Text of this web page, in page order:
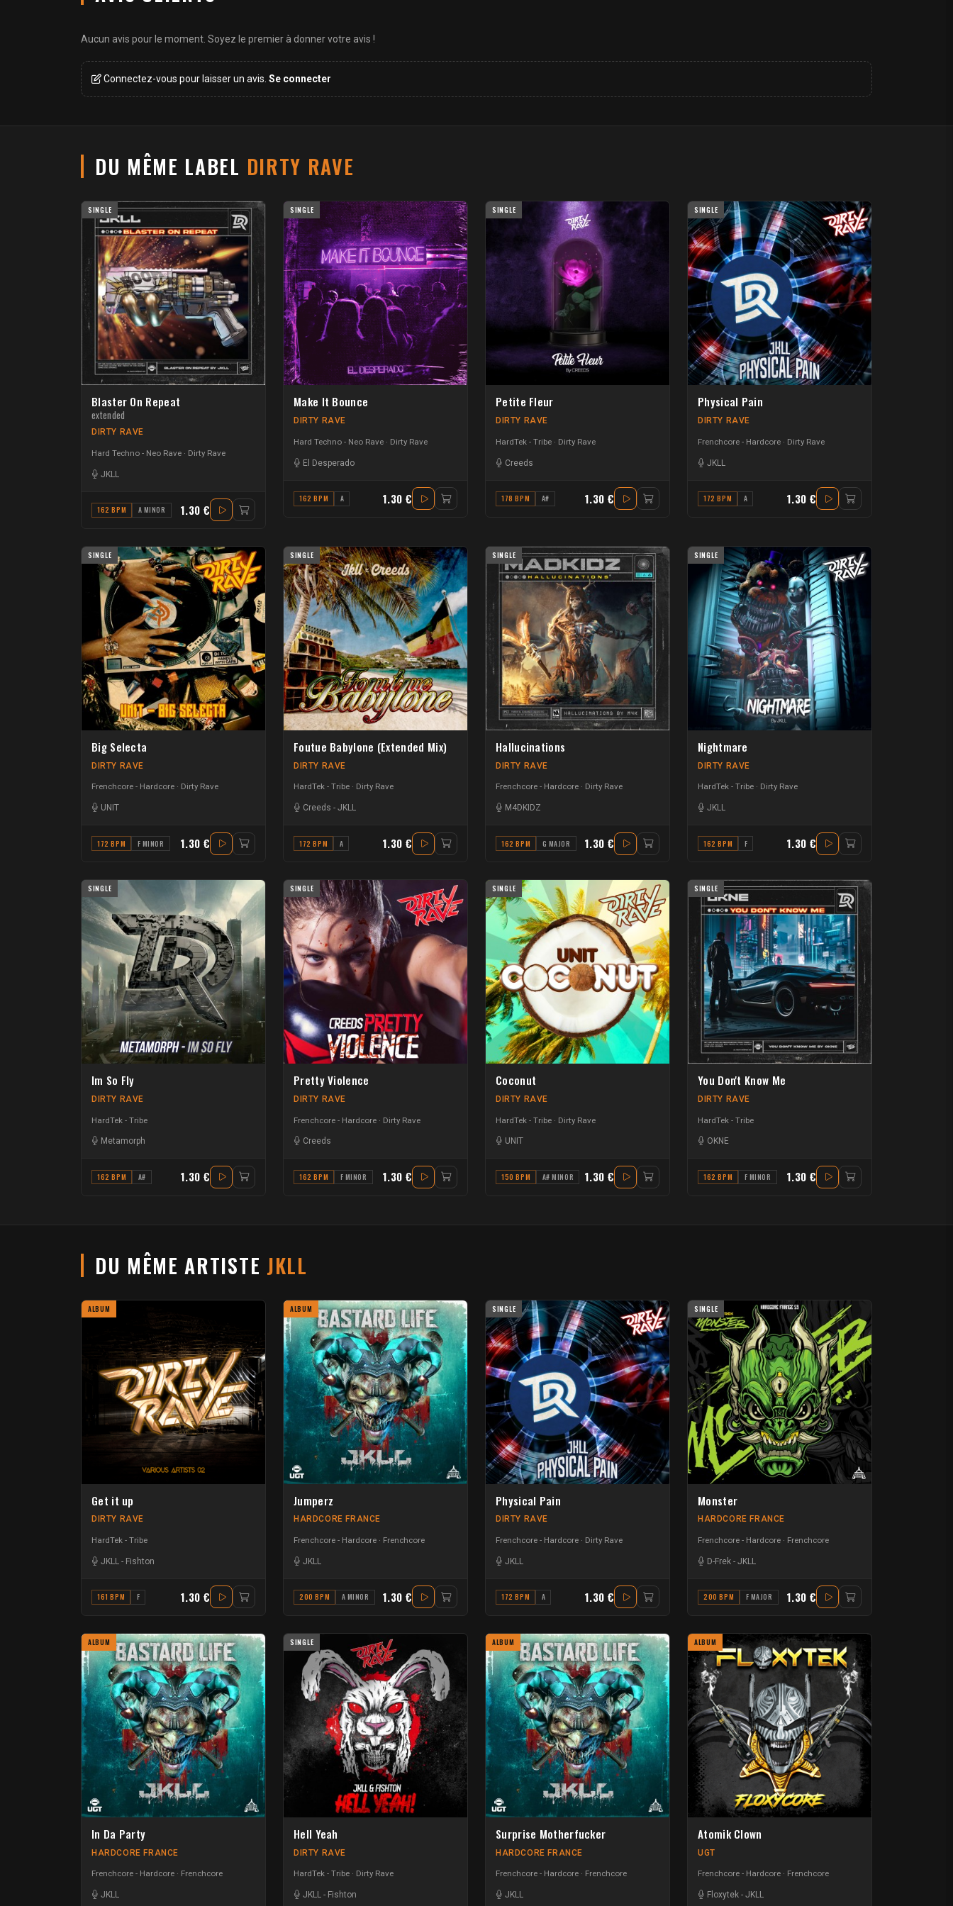
Aucun avis pour le moment. Soyez le premier à donner votre avis !
Connectez-vous pour laisser un avis. Se connecter
DU MÊME LABEL DIRTY RAVE
SINGLE
Blaster On Repeat
extended
DIRTY RAVE
Hard Techno - Neo Rave Dirty Rave
JKLL
162 BPM A MINOR 1.30 €
SINGLE
Make It Bounce
DIRTY RAVE
Hard Techno - Neo Rave Dirty Rave
El Desperado
162 BPM A 1.30 €
SINGLE
Petite Fleur
DIRTY RAVE
HardTek - Tribe Dirty Rave
Creeds
178 BPM A# 1.30 €
SINGLE
Physical Pain
DIRTY RAVE
Frenchcore - Hardcore Dirty Rave
JKLL
172 BPM A 1.30 €
SINGLE
Big Selecta
DIRTY RAVE
Frenchcore - Hardcore Dirty Rave
UNIT
172 BPM F MINOR 1.30 €
SINGLE
Foutue Babylone (Extended Mix)
DIRTY RAVE
HardTek - Tribe Dirty Rave
Creeds - JKLL
172 BPM A 1.30 €
SINGLE
Hallucinations
DIRTY RAVE
Frenchcore - Hardcore Dirty Rave
M4DKIDZ
162 BPM G MAJOR 1.30 €
SINGLE
Nightmare
DIRTY RAVE
HardTek - Tribe Dirty Rave
JKLL
162 BPM F 1.30 €
SINGLE
Im So Fly
DIRTY RAVE
HardTek - Tribe
Metamorph
162 BPM A# 1.30 €
SINGLE
Pretty Violence
DIRTY RAVE
Frenchcore - Hardcore Dirty Rave
Creeds
162 BPM F MINOR 1.30 €
SINGLE
Coconut
DIRTY RAVE
HardTek - Tribe Dirty Rave
UNIT
150 BPM A# MINOR 1.30 €
SINGLE
You Don't Know Me
DIRTY RAVE
HardTek - Tribe
OKNE
162 BPM F MINOR 1.30 €
DU MÊME ARTISTE JKLL
ALBUM
Get it up
DIRTY RAVE
HardTek - Tribe
JKLL - Fishton
161 BPM F 1.30 €
ALBUM
Jumperz
HARDCORE FRANCE
Frenchcore - Hardcore Frenchcore
JKLL
200 BPM A MINOR 1.30 €
SINGLE
Physical Pain
DIRTY RAVE
Frenchcore - Hardcore Dirty Rave
JKLL
172 BPM A 1.30 €
SINGLE
Monster
HARDCORE FRANCE
Frenchcore - Hardcore Frenchcore
D-Frek - JKLL
200 BPM F MAJOR 1.30 €
ALBUM
In Da Party
HARDCORE FRANCE
Frenchcore - Hardcore Frenchcore
JKLL
SINGLE
Hell Yeah
DIRTY RAVE
HardTek - Tribe Dirty Rave
JKLL - Fishton
ALBUM
Surprise Motherfucker
HARDCORE FRANCE
Frenchcore - Hardcore Frenchcore
JKLL
ALBUM
Atomik Clown
UGT
Frenchcore - Hardcore Frenchcore
Floxytek - JKLL